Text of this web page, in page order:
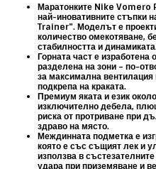
Маратонките Nike Vomero
най-иновативните стъпки
Trainer". Моделът е
количество омекотяване,
стабилността и
Горната част е
разделена на зони – по-
за максимална вентилация
подкрепа на краката.
Премиум яката и език
изключително дебела,
риска от протриване при
здраво на място.
Междинната подметка е
която е със същият лек и
използва в
удара при приземяване и